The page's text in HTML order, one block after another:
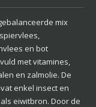
mix
en bot
met vitamines,
en zalmolie. De
enkel insect en
eiwitbron. Door de